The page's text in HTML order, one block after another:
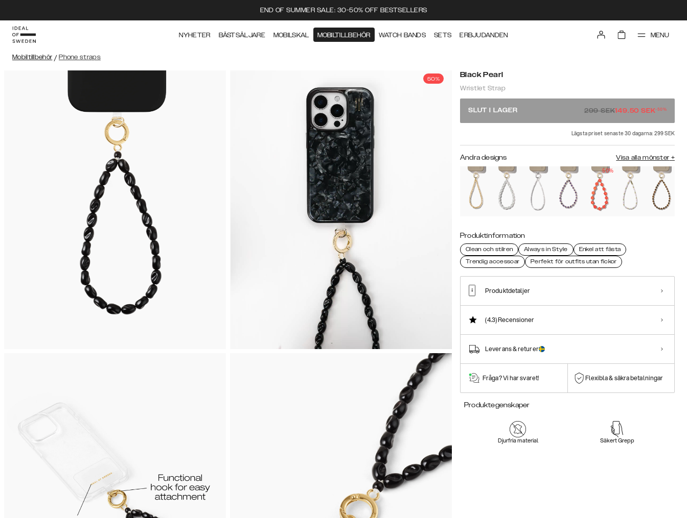
END OF SUMMER SALE: 30-50% OFF BESTSELLERS
NYHETER BÄSTSÄLJARE MOBILSKAL MOBILTILLBEHÖR WATCH BANDS SETS ERBJUDANDEN MENU
Mobiltillbehör / Phone straps
50% Black Pearl
Wristlet Strap
SLUT I LAGER 299SEK149.50 SEK-50%
Lägsta priset senaste 30 dagarna: 299 SEK
Andra designs Visa alla mönster +
50%
Produktinformation
Clean och stilren Always in Style
Enkel att fästa
Trendig accessoar
Perfekt för outfits utan fickor
Produktdetaljer
(4.3)Recensioner
Leverans & returer
Fråga? Vi har svaret! Flexibla & säkra betalningar
Produktegenskaper
Djurfria material Säkert Grepp